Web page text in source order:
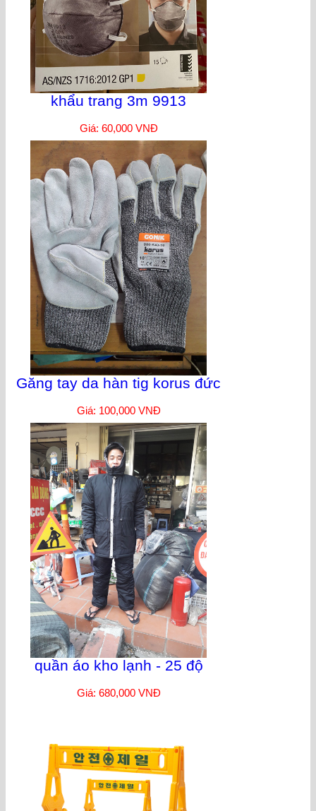
khẩu trang 3m 9913
Giá: 60,000 VNĐ
Găng tay da hàn tig korus đức
Giá: 100,000 VNĐ
quần áo kho lạnh - 25 độ
Giá: 680,000 VNĐ